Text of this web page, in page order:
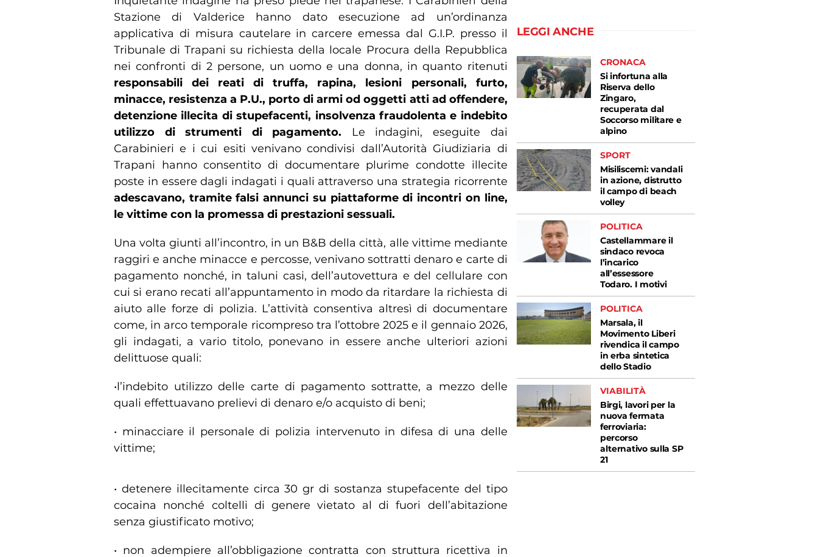
Stazione di Valderice hanno dato esecuzione ad un’ordinanza
applicativa di misura cautelare in carcere emessa dal G.I.P. presso il
Tribunale di Trapani su richiesta della locale Procura della Repubblica
nei confronti di 2 persone, un uomo e una donna, in quanto ritenuti
responsabili dei reati di truffa, rapina, lesioni personali, furto,
minacce, resistenza a P.U., porto di armi od oggetti atti ad offendere,
detenzione illecita di stupefacenti, insolvenza fraudolenta e indebito
utilizzo di strumenti di pagamento. Le indagini, eseguite dai
Carabinieri e i cui esiti venivano condivisi dall’Autorità Giudiziaria di
Trapani hanno consentito di documentare plurime condotte illecite
poste in essere dagli indagati i quali attraverso una strategia ricorrente
adescavano, tramite falsi annunci su piattaforme di incontri on line,
le vittime con la promessa di prestazioni sessuali.
Una volta giunti all’incontro, in un B&B della città, alle vittime mediante
raggiri e anche minacce e percosse, venivano sottratti denaro e carte di
pagamento nonché, in taluni casi, dell’autovettura e del cellulare con
cui si erano recati all’appuntamento in modo da ritardare la richiesta di
aiuto alle forze di polizia. L’attività consentiva altresì di documentare
come, in arco temporale ricompreso tra l’ottobre 2025 e il gennaio 2026,
gli indagati, a vario titolo, ponevano in essere anche ulteriori azioni
delittuose quali:
•l’indebito utilizzo delle carte di pagamento sottratte, a mezzo delle
quali effettuavano prelievi di denaro e/o acquisto di beni;
• minacciare il personale di polizia intervenuto in difesa di una delle
vittime;
• detenere illecitamente circa 30 gr di sostanza stupefacente del tipo
cocaina nonché coltelli di genere vietato al di fuori dell’abitazione
senza giustificato motivo;
• non adempiere all’obbligazione contratta con struttura ricettiva in
LEGGI ANCHE
CRONACA
Si infortuna alla
Riserva dello
Zingaro,
recuperata dal
Soccorso militare e
alpino
SPORT
Misiliscemi: vandali
in azione, distrutto
il campo di beach
volley
POLITICA
Castellammare il
sindaco revoca
l’incarico
all’essessore
Todaro. I motivi
POLITICA
Marsala, il
Movimento Liberi
rivendica il campo
in erba sintetica
dello Stadio
VIABILITÀ
Birgi, lavori per la
nuova fermata
ferroviaria:
percorso
alternativo sulla SP
21